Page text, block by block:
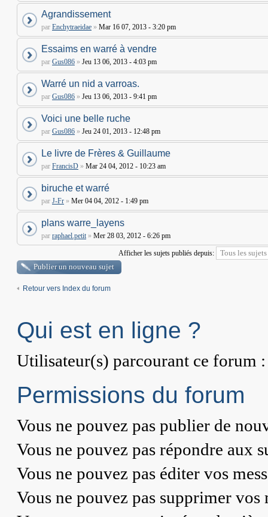
Agrandissement
par Enchytraeidae » Mar 16 07, 2013 - 3:20 pm
Essaims en warré à vendre
par Gus086 » Jeu 13 06, 2013 - 4:03 pm
Warré un nid a varroas.
par Gus086 » Jeu 13 06, 2013 - 9:41 pm
Voici une belle ruche
par Gus086 » Jeu 24 01, 2013 - 12:48 pm
Le livre de Frères & Guillaume
par FrancisD » Mar 24 04, 2012 - 10:23 am
biruche et warré
par J-Fr » Mer 04 04, 2012 - 1:49 pm
plans warre_layens
par raphael.petit » Mer 28 03, 2012 - 6:26 pm
Afficher les sujets publiés depuis:
Publier un nouveau sujet
Retour vers Index du forum
Qui est en ligne ?
Utilisateur(s) parcourant ce forum
Permissions du forum
Vous ne pouvez pas publier de
Vous ne pouvez pas répondre aux
Vous ne pouvez pas éditer vos
Vous ne pouvez pas supprimer vos